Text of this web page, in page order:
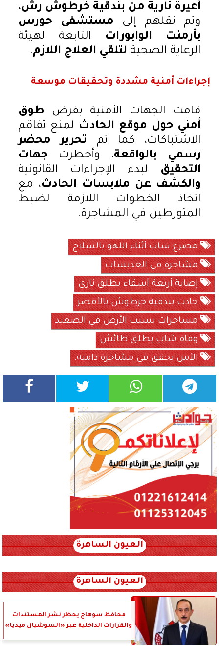
أعيرة نارية من بندقية خرطوش رش،
وتم نقلهم إلى مستشفى حورس
بأرمنت الوابورات التابعة لهيئة
الرعاية الصحية لتلقي العلاج اللازم.
إجراءات أمنية مشددة وتحقيقات موسعة
قامت الجهات الأمنية بفرض طوق
أمني حول موقع الحادث لمنع تفاقم
الاشتباكات، كما تم تحرير محضر
رسمي بالواقعة، وأخطرت جهات
التحقيق لبدء الإجراءات القانونية
والكشف عن ملابسات الحادث، مع
اتخاذ الخطوات اللازمة لضبط
المتورطين في المشاجرة.
مصرع شاب أثناء اللهو بالسلاح
مشاجرة في العديسات
إصابة أربعة أشقاء بطلق ناري
حادث بندقية خرطوش بالأقصر
مشاجرات بسبب الأرض في الصعيد
وفاة شاب بطلق طائش
الأمن يحقق في مشاجرة دامية.
العيون الساهرة
العيون الساهرة
محافظ سوهاج يحظر نشر المستندات
والقرارات الداخلية عبر «السوشيال ميديا»